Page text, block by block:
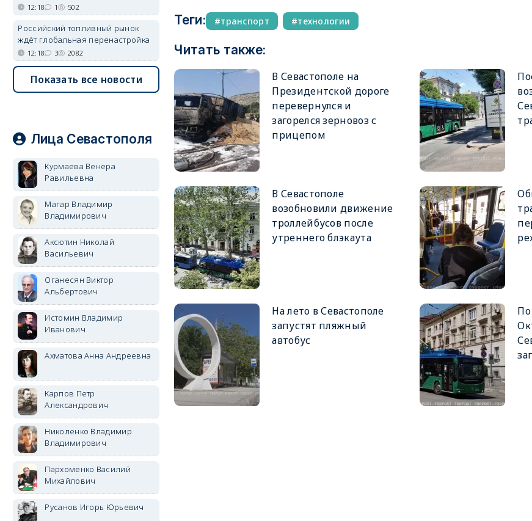
Теги: транспорт технологии
Читать также:
В Севастополе на
Президентской дороге
перевернулся и
загорелся зерновоз с
прицепом
В Севастополе
возобновили движение
троллейбусов после
утреннего блэкаута
На лето в Севастополе
запустят пляжный
автобус
12:18 1 502
Российский топливный рынок
ждёт глобальная перенастройка
12:18 3 2082
Показать все новости
Лица Севастополя
Курмаева Венера
Равильевна
Магар Владимир
Владимирович
Аксютин Николай
Васильевич
Оганесян Виктор
Альбертович
Истомин Владимир
Иванович
Ахматова Анна Андреевна
Карпов Петр
Александрович
Николенко Владимир
Владимирович
Пархоменко Василий
Михайлович
Русанов Игорь Юрьевич